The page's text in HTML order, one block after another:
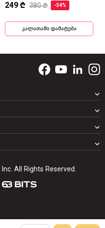
249 ₾ 380 ₾ -34%
კალათაში დამატება
All Rights Reserved.